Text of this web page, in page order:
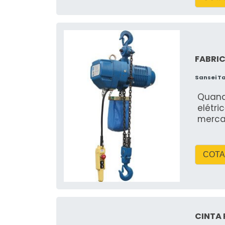
considerar também a reputação da
Caçambas é reconhecida por sua
satisfação do cliente.
COMO SABER SE
RUA?
Regras de permissão
Colocar uma caçamba na rua
Geralmente, é necessário obter
o preenchimento de formulários
Sansei
CINTA